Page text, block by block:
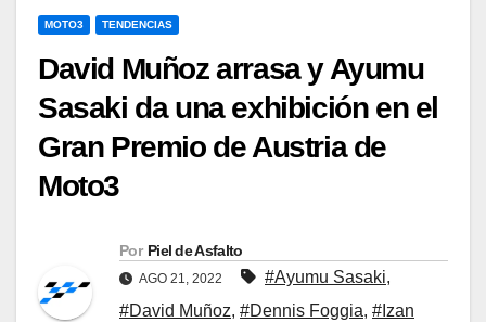
MOTO3 TENDENCIAS
David Muñoz arrasa y Ayumu
Sasaki da una exhibición en el
Gran Premio de Austria de
Moto3
Por Piel de Asfalto
AGO 21, 2022 #Ayumu Sasaki,
#David Muñoz, #Dennis Foggia, #Izan